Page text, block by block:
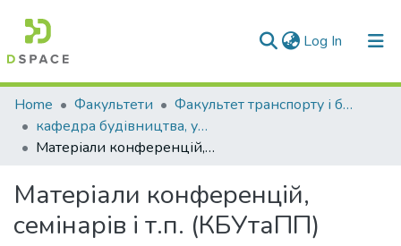
Log In (current)
Communities & Collections
All of DSpace
Home Факультети
Факультет транспорту і будівництва
кафедра будівництва, урбаністики та просторового планування
Матеріали конференцій, семінарів і т.п. (КБУтаПП)
Матеріали конференцій,
семінарів і т.п. (КБУтаПП)